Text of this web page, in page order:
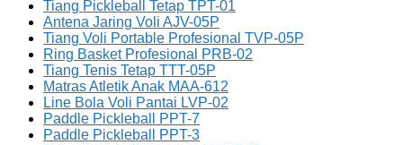
Tiang Pickleball Tetap TPT-01
Antena Jaring Voli AJV-05P
Tiang Voli Portable Profesional TVP-05P
Ring Basket Profesional PRB-02
Tiang Tenis Tetap TTT-05P
Matras Atletik Anak MAA-612
Line Bola Voli Pantai LVP-02
Paddle Pickleball PPT-7
Paddle Pickleball PPT-3